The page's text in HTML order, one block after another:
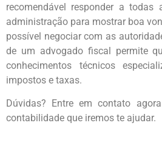
recomendável responder a
administração para mostrar boa
possível negociar com as
de um advogado fiscal permite
conhecimentos técnicos
impostos e taxas.
Dúvidas? Entre em contato
contabilidade que iremos te ajudar.